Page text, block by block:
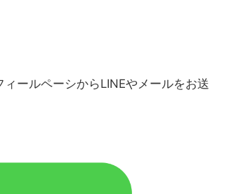
ールペーシからLINEやメールをお送